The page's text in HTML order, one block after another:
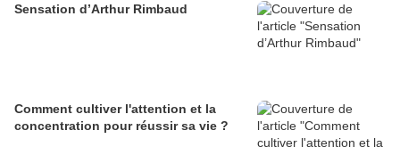
Sensation d’Arthur Rimbaud
Comment cultiver l'attention et la
concentration pour réussir sa vie ?